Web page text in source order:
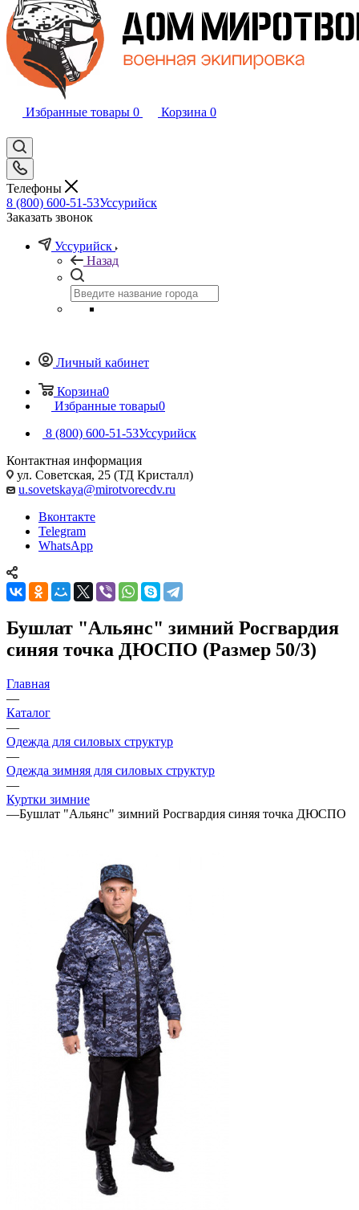
Избранные товары 0 Корзина 0
Телефоны
8 (800) 600-51-53Уссурийск
Заказать звонок
Уссурийск
Назад
Личный кабинет
Корзина0
Избранные товары0
8 (800) 600-51-53Уссурийск
Контактная информация
ул. Советская, 25 (ТД Кристалл)
u.sovetskaya@mirotvorecdv.ru
Вконтакте
Telegram
WhatsApp
Бушлат "Альянс" зимний Росгвардия
синяя точка ДЮСПО (Размер 50/3)
Главная
—
Каталог
—
Одежда для силовых структур
—
Одежда зимняя для силовых структур
—
Куртки зимние
—Бушлат "Альянс" зимний Росгвардия синяя точка ДЮСПО